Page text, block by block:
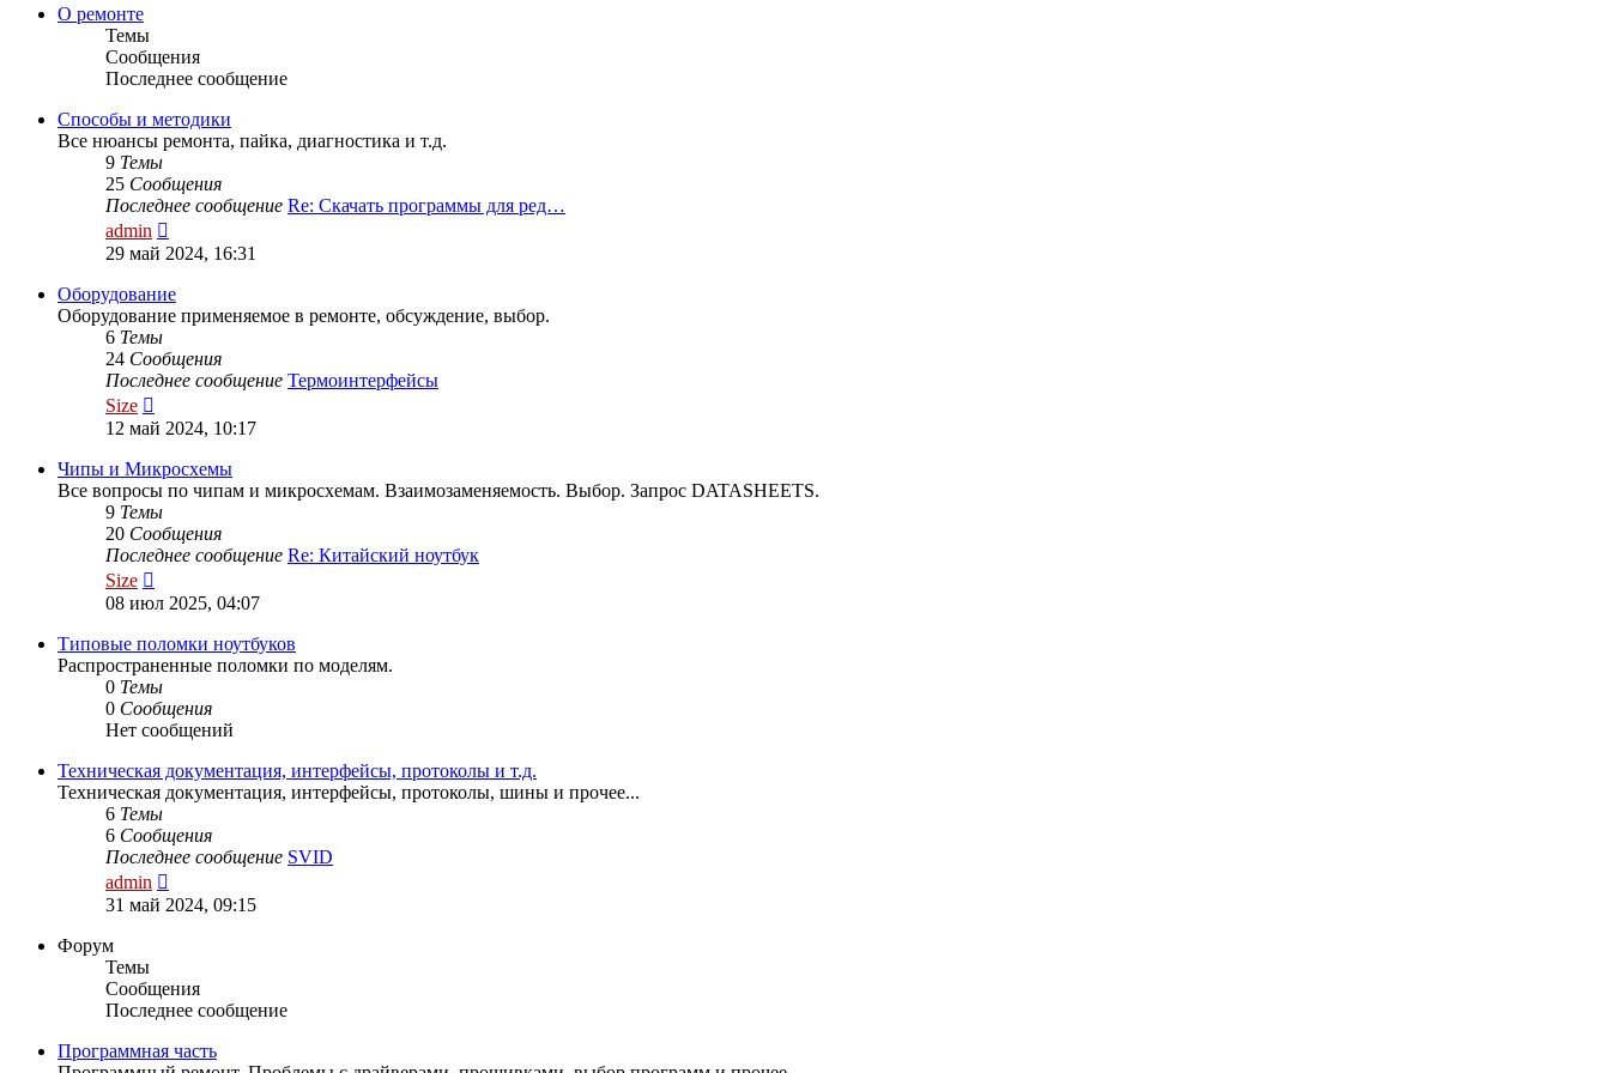
О ремонте
Темы
Сообщения
Последнее сообщение
Способы и методики
Все нюансы ремонта, пайка, диагностика и т.д.
9 Темы
25 Сообщения
Последнее сообщение Re: Скачать программы для ред…
admin
к
сообщению
29 май 2024, 16:31
Оборудование
Оборудование применяемое в ремонте, обсуждение, выбор.
6 Темы
24 Сообщения
Последнее сообщение Термоинтерфейсы
Size
к
сообщению
12 май 2024, 10:17
Чипы и Микросхемы
Все вопросы по чипам и микросхемам. Взаимозаменяемость. Выбор. Запрос DATASHEETS.
9 Темы
20 Сообщения
Последнее сообщение Re: Китайский ноутбук
Size
к
сообщению
08 июл 2025, 04:07
Типовые поломки ноутбуков
Распространенные поломки по моделям.
0 Темы
0 Сообщения
Нет сообщений
Техническая документация, интерфейсы, протоколы и т.д.
Техническая документация, интерфейсы, протоколы, шины и прочее...
6 Темы
6 Сообщения
Последнее сообщение SVID
admin
к
31 май 2024, 09:15
Форум
Темы
Сообщения
Последнее сообщение
Программная часть